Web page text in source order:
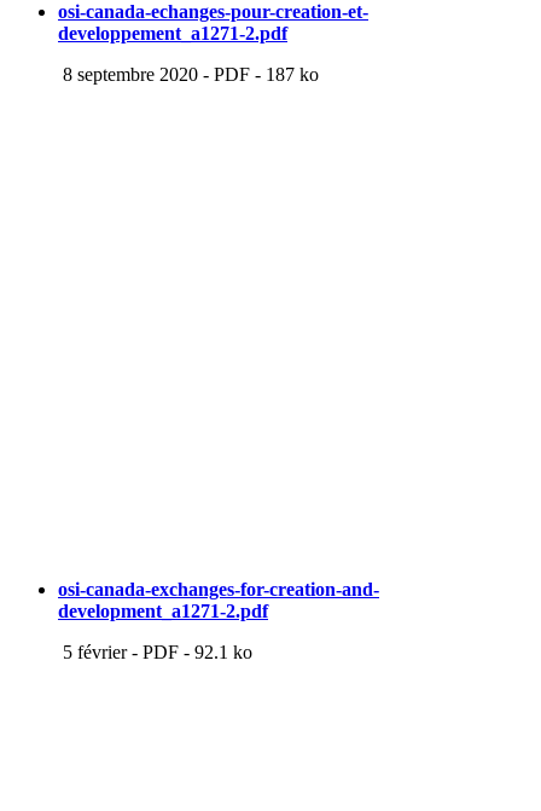
osi-canada-echanges-pour-creation-et-
developpement_a1271-2.pdf
8 septembre 2020 - PDF - 187 ko
osi-canada-exchanges-for-creation-and-
development_a1271-2.pdf
5 février - PDF - 92.1 ko